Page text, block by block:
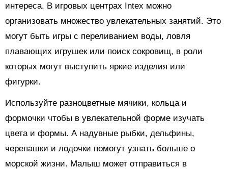
интереса. В игровых центрах Intex можно
организовать множество увлекательных занятий. Это
могут быть игры с переливанием воды, ловля
плавающих игрушек или поиск сокровищ, в роли
которых могут выступить яркие изделия или
фигурки.
Используйте разноцветные мячики, кольца и
формочки чтобы в увлекательной форме изучать
цвета и формы. А надувные рыбки, дельфины,
черепашки и лодочки помогут узнать больше о
морской жизни. Малыш может отправиться в